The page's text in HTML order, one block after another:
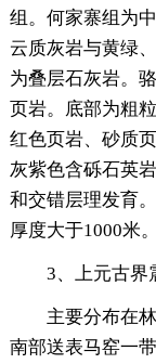
组。何家寨组为
云质灰岩与黄绿
为叠层石灰岩。
页岩。底部为粗
红色页岩、砂质
灰紫色含砾石英
和交错层理发育
厚度大于1000米。
3、上元古界
主要分布在
南部送表马窑一